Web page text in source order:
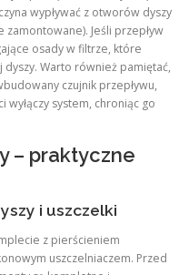
wypływać z otworów dyszy
Jeśli przepływ
osady w filtrze, które
Warto również pamiętać,
czujnik przepływu,
system, chroniąc go
– praktyczne
i uszczelki
z pierścieniem
uszczelniaczem. Przed